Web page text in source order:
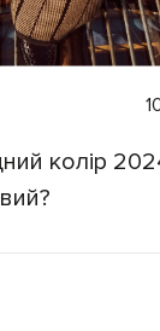
колір